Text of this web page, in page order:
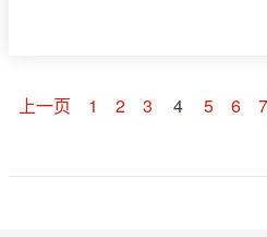
上一页 1 2 3 4 5 6 7